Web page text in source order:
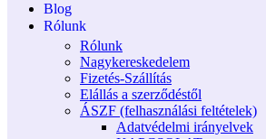
Blog
Rólunk
Rólunk
Nagykereskedelem
Fizetés-Szállítás
Elállás a szerződéstől
ÁSZF (felhasználási feltételek)
Adatvédelmi irányelvek